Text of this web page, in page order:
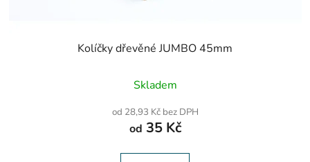
Kolíčky dřevěné JUMBO 45mm
Skladem
od 28,93 Kč bez DPH
od 35 Kč